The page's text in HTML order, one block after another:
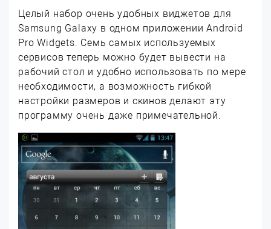
Целый набор очень удобных виджетов для
Samsung Galaxy в одном приложении Android
Pro Widgets. Семь самых используемых
сервисов теперь можно будет вывести на
рабочий стол и удобно использовать по мере
необходимости, а возможность гибкой
настройки размеров и скинов делают эту
программу очень даже примечательной.